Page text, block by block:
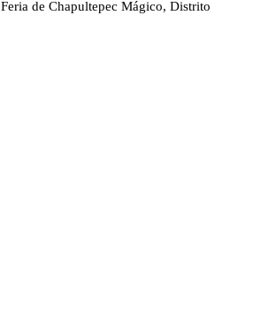
Feria de Chapultepec Mágico, Distrito